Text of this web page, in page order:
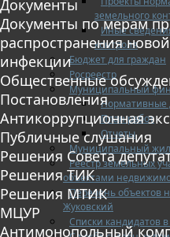
земельного
Иные
контроля
Бюджет для граждан
Росреестр
Муниципальный
Нормативные
План работ
Отчеты
Муниципальный
Реестр земельных
объектами
Перечень объектов
Жуковский
Списки кандидатов
Документы
Документы по мерам
распространения
инфекции
Общественные
Постановления
Антикоррупционная
Публичные слушания
Решения Совета
Решения ТИК
Решения МТИК
МЦУР
Антимонопольный